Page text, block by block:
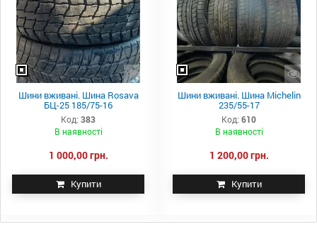
Шини вживані. Шина Rosava
БЦ-25 185/75-16
Код: 383
В наявності
1 000,00 грн.
Купити
Шини вживані. Шина Michelin
235/55-17
Код: 610
В наявності
1 200,00 грн.
Купити